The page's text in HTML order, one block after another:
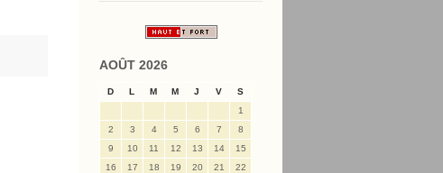
AOÛT 2026
D L M M J V
S
1
2
3 4 5 6 7
8
9
10 11 12 13 14
15
16
17 18 19 20 21
22